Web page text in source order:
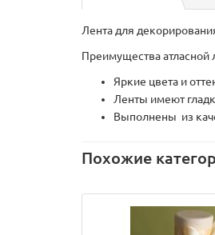
Лента для
Преимущества атласной
Яркие цвета и
Ленты имеют
Выполнены из
Похожие